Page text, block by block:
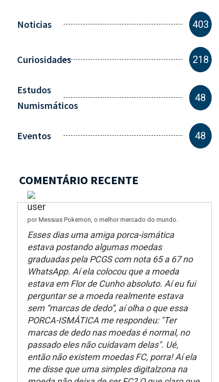
Noticias 403
Curiosidades 218
Estudos
Numismáticos
48
Eventos 48
COMENTÁRIO RECENTE
por Messias Pokemon, o melhor mercado do mundo.
Esses dias uma amiga porca-ismática
estava postando algumas moedas
graduadas pela PCGS com nota 65 a 67 no
WhatsApp. Aí ela colocou que a moeda
estava em Flor de Cunho absoluto. Aí eu fui
perguntar se a moeda realmente estava
sem “marcas de dedo”, aí olha o que essa
PORCA-ISMÁTICA me respondeu: "Ter
marcas de dedo nas moedas é normal, no
passado eles não cuidavam delas". Ué,
então não existem moedas FC, porra! Aí ela
me disse que uma simples digitalzona na